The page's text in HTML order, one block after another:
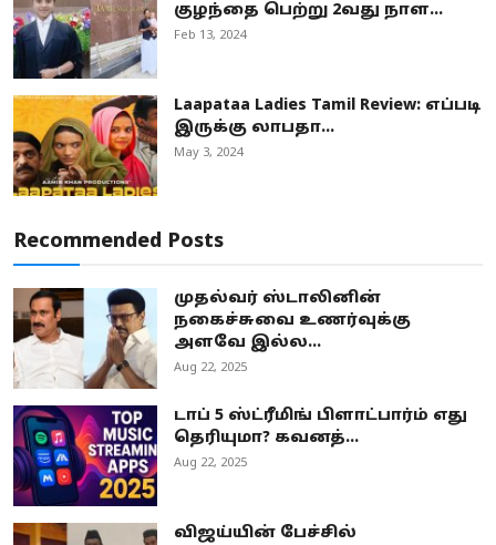
குழந்தை பெற்று 2வது நாள...
Feb 13, 2024
Laapataa Ladies Tamil Review: எப்படி
இருக்கு லாபதா...
May 3, 2024
Recommended Posts
முதல்வர் ஸ்டாலினின்
நகைச்சுவை உணர்வுக்கு
அளவே இல்ல...
Aug 22, 2025
டாப் 5 ஸ்ட்ரீமிங் பிளாட்பார்ம் எது
தெரியுமா? கவனத்...
Aug 22, 2025
விஜய்யின் பேச்சில்